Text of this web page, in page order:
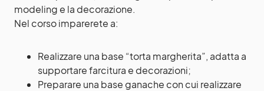
modeling e la decorazione.
Nel corso imparerete a:
Realizzare una base “torta margherita”, adatta a
supportare farcitura e decorazioni;
Preparare una base ganache con cui realizzare